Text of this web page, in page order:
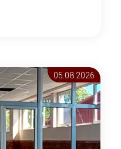
05.08 2026